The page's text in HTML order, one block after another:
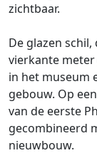
zichtbaar.
De glazen
vierkante meter
in het museum
gebouw. Op
van de eerste
gecombineerd
nieuwbouw.